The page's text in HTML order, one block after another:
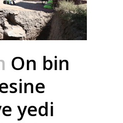
On bin
yedi